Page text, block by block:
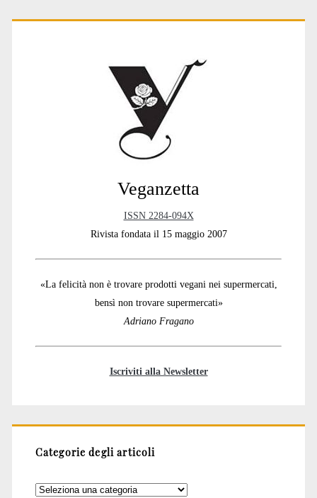
Primary
Veganzetta
ISSN 2284-094X
Rivista fondata il 15 maggio 2007
«La felicità non è trovare prodotti vegani nei supermercati,
bensì non trovare supermercati»
Adriano Fragano
Iscriviti alla Newsletter
Categorie degli articoli
Categorie